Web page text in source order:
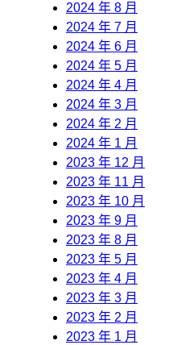
2024 年 8 月
2024 年 7 月
2024 年 6 月
2024 年 5 月
2024 年 4 月
2024 年 3 月
2024 年 2 月
2024 年 1 月
2023 年 12 月
2023 年 11 月
2023 年 10 月
2023 年 9 月
2023 年 8 月
2023 年 5 月
2023 年 4 月
2023 年 3 月
2023 年 2 月
2023 年 1 月